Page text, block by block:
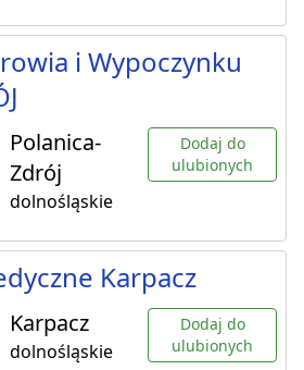
i Wypoczynku
Polanica-
Zdrój
dolnośląskie
Dodaj do
ulubionych
Karpacz
Karpacz
dolnośląskie
Dodaj do
ulubionych